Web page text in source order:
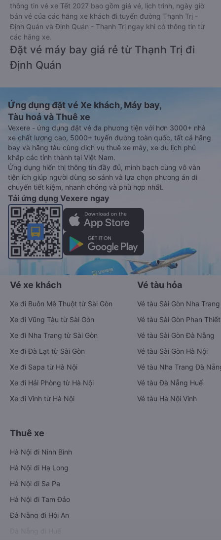
thông tin vé xe Tết 2027 bao gồm giá vé, lịch trình, ngày giờ
bán vé của các hãng xe khách đi tuyến đường Thạnh Trị -
Định Quán và Định Quán - Thạnh Trị ngay khi có thông tin từ
các hãng xe.
Đặt vé máy bay giá rẻ từ Thạnh Trị đi
Định Quán
Ứng dụng đặt vé Xe khách, Máy bay,
Tàu hoả và Thuê xe
Vexere - ứng dụng đặt vé đa phương tiện với hơn 3000+ nhà
xe chất lượng cao, 5000+ tuyến đường toàn quốc, tất cả hãng
bay và hãng tàu cùng dịch vụ thuê xe máy, xe du lịch phủ
khắp các tỉnh thành tại Việt Nam.
Ứng dụng hiển thị thông tin đầy đủ, minh bạch cùng vô vàn
tiện ích giúp người dùng so sánh và lựa chọn phương án di
chuyển tiết kiệm, nhanh chóng và phù hợp nhất.
Tải ứng dụng Vexere ngay
Vé xe khách
Xe đi Buôn Mê Thuột từ Sài Gòn
Xe đi Vũng Tàu từ Sài Gòn
Xe đi Nha Trang từ Sài Gòn
Xe đi Đà Lạt từ Sài Gòn
Xe đi Sapa từ Hà Nội
Xe đi Hải Phòng từ Hà Nội
Xe đi Vinh từ Hà Nội
Vé tàu hỏa
Vé tàu Sài Gòn Nha Trang
Vé tàu Sài Gòn Phan Thiết
Vé tàu Sài Gòn Đà Nẵng
Vé tàu Sài Gòn Hà Nội
Vé tàu Nha Trang Đà
Vé tàu Đà Nẵng Huế
Vé tàu Hà Nội Vinh
Thuê xe
Hà Nội đi Ninh Bình
Hà Nội đi Hạ Long
Hà Nội đi Sa Pa
Hà Nội đi Tam Đảo
Đà Nẵng đi Hội An